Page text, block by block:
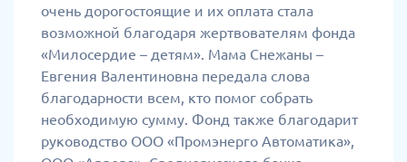
очень дорогостоящие и их оплата стала
возможной благодаря жертвователям фонда
«Милосердие – детям». Мама Снежаны –
Евгения Валентиновна передала слова
благодарности всем, кто помог собрать
необходимую сумму. Фонд также благодарит
руководство ООО «Промэнерго Автоматика»,